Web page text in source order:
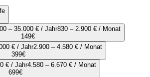
– 35.000 € / Jahr830 – 2.900 € / Monat
149€
€ / Jahr2.900 – 4.580 € / Monat
399€
€ / Jahr4.580 – 6.670 € / Monat
699€